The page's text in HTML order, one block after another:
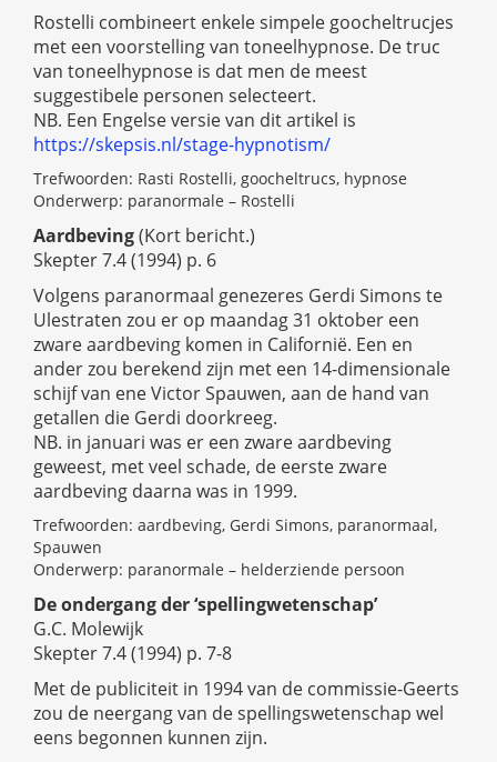
Rostelli combineert enkele simpele goocheltrucjes
met een voorstelling van toneelhypnose. De truc
van toneelhypnose is dat men de meest
suggestibele personen selecteert.
NB. Een Engelse versie van dit artikel is
https://skepsis.nl/stage-hypnotism/
Trefwoorden: Rasti Rostelli, goocheltrucs, hypnose
Onderwerp: paranormale – Rostelli
Aardbeving(Kort bericht.)
Skepter 7.4 (1994) p. 6
Volgens paranormaal genezeres Gerdi Simons te
Ulestraten zou er op maandag 31 oktober een
zware aardbeving komen in Californië. Een en
ander zou berekend zijn met een 14-dimensionale
schijf van ene Victor Spauwen, aan de hand van
getallen die Gerdi doorkreeg.
NB. in januari was er een zware aardbeving
geweest, met veel schade, de eerste zware
aardbeving daarna was in 1999.
Trefwoorden: aardbeving, Gerdi Simons, paranormaal,
Spauwen
Onderwerp: paranormale – helderziende persoon
De ondergang der ‘spellingwetenschap’
G.C. Molewijk
Skepter 7.4 (1994) p. 7-8
Met de publiciteit in 1994 van de commissie-Geerts
zou de neergang van de spellingswetenschap wel
eens begonnen kunnen zijn.